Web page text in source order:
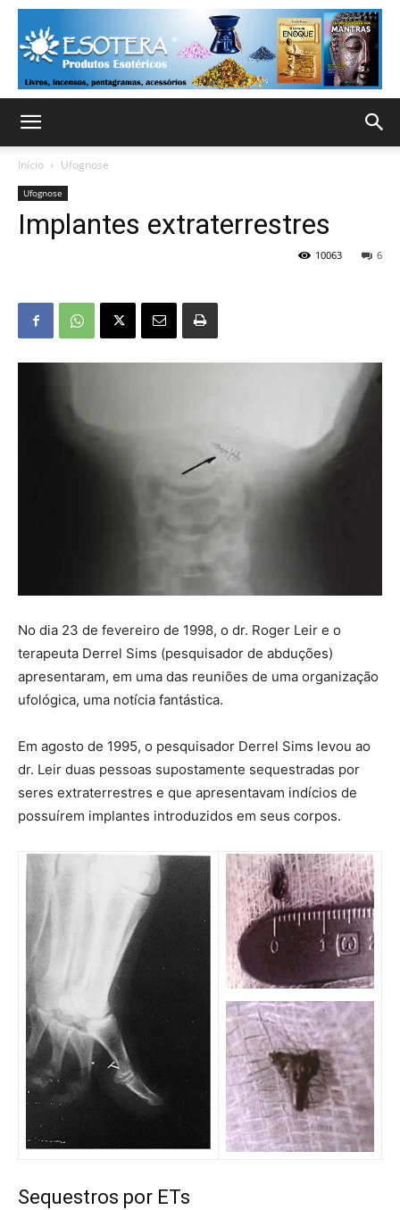
Início Ufognose
Ufognose
Implantes extraterrestres
6
10063
No dia 23 de fevereiro de 1998, o dr. Roger Leir e o
terapeuta Derrel Sims (pesquisador de abduções)
apresentaram, em uma das reuniões de uma organização
ufológica, uma notícia fantástica.
Em agosto de 1995, o pesquisador Derrel Sims levou ao
dr. Leir duas pessoas supostamente sequestradas por
seres extraterrestres e que apresentavam indícios de
possuírem implantes introduzidos em seus corpos.
Sequestros por ETs